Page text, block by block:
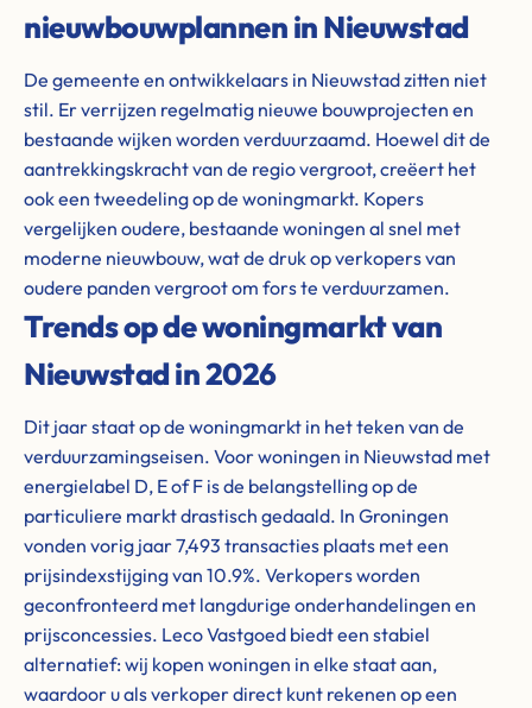
nieuwbouwplannen in Nieuwstad
De gemeente en ontwikkelaars in Nieuwstad zitten niet
stil. Er verrijzen regelmatig nieuwe bouwprojecten en
bestaande wijken worden verduurzaamd. Hoewel dit de
aantrekkingskracht van de regio vergroot, creëert het
ook een tweedeling op de woningmarkt. Kopers
vergelijken oudere, bestaande woningen al snel met
moderne nieuwbouw, wat de druk op verkopers van
oudere panden vergroot om fors te verduurzamen.
Trends op de woningmarkt van
Nieuwstad in 2026
Dit jaar staat op de woningmarkt in het teken van de
verduurzamingseisen. Voor woningen in Nieuwstad met
energielabel D, E of F is de belangstelling op de
particuliere markt drastisch gedaald. In Groningen
vonden vorig jaar 7,493 transacties plaats met een
prijsindexstijging van 10.9%. Verkopers worden
geconfronteerd met langdurige onderhandelingen en
prijsconcessies. Leco Vastgoed biedt een stabiel
alternatief: wij kopen woningen in elke staat aan,
waardoor u als verkoper direct kunt rekenen op een